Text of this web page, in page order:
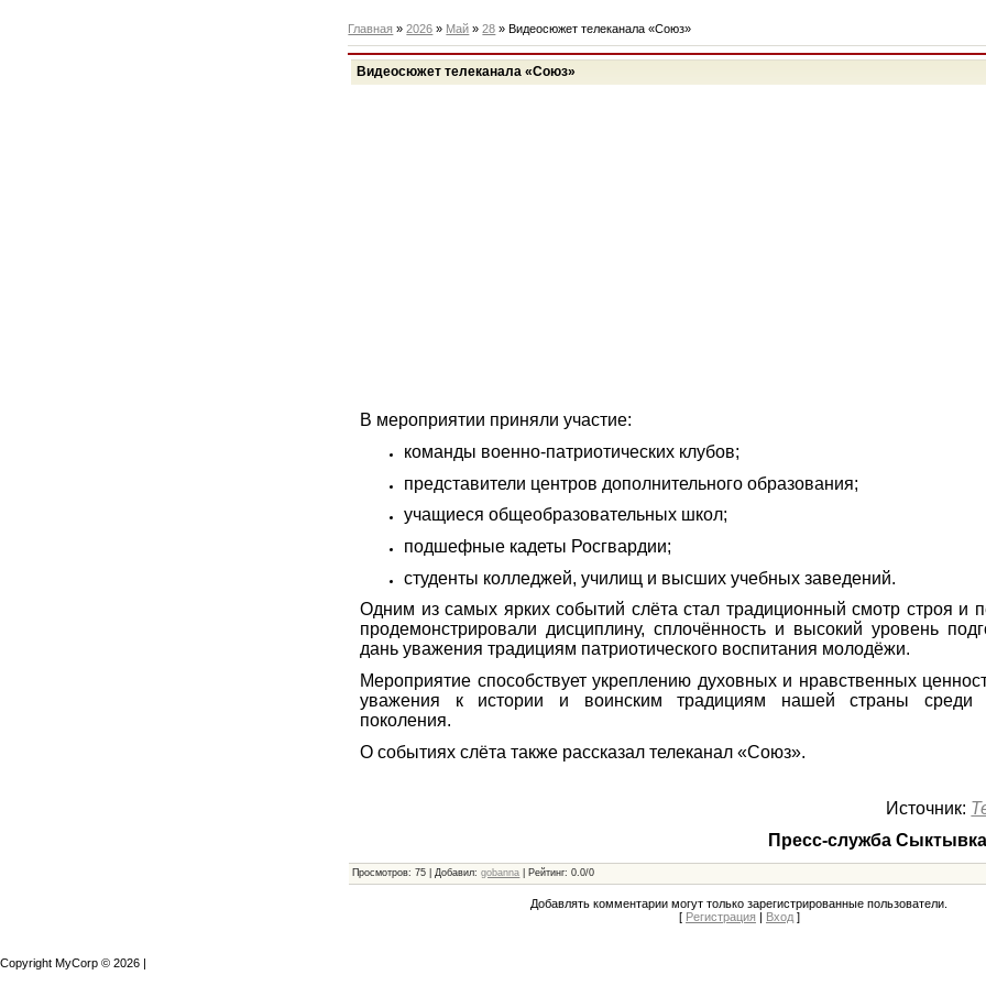
Главная »2026 » Май » 28 » Видеосюжет телеканала «Союз»
Видеосюжет телеканала «Союз»
В мероприятии приняли участие:
команды военно‑патриотических клубов;
представители центров дополнительного образования;
учащиеся общеобразовательных школ;
подшефные кадеты Росгвардии;
студенты колледжей, училищ и высших учебных заведений.
Одним из самых ярких событий слёта стал традиционный смотр строя и
продемонстрировали дисциплину, сплочённость и высокий уровень
дань уважения традициям патриотического воспитания молодёжи.
Мероприятие способствует укреплению духовных и нравственных
уважения к истории и воинским традициям нашей страны среди
поколения.
О событиях слёта также рассказал телеканал «Союз».
Источник:
Пресс-служба
Просмотров: 75 Добавил: gobanna Рейтинг: 0.0/0
Добавлять комментарии могут только зарегистрированные пользователи.
[ Регистрация | Вход]
Copyright MyCorp © 2026 |